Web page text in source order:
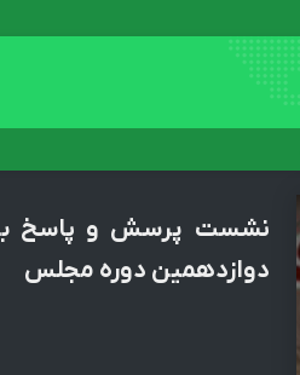
نشست پرسش و پاسخ با
دوازدهمین دوره مجلس